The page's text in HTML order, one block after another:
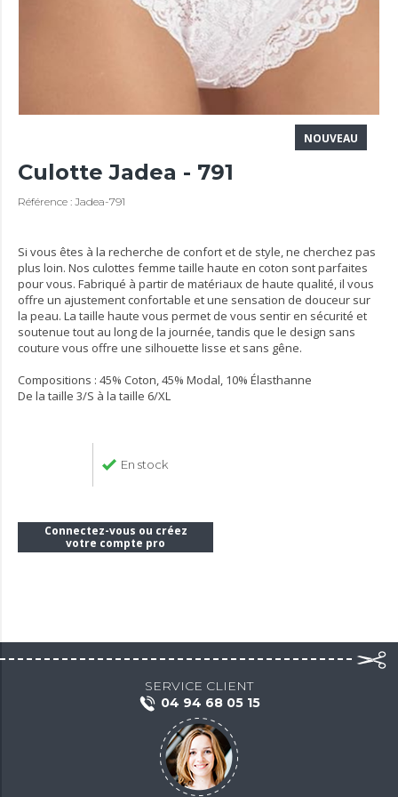
NOUVEAU
Culotte Jadea - 791
Référence : Jadea-791
Si vous êtes à la recherche de confort et de style, ne cherchez pas
plus loin. Nos culottes femme taille haute en coton sont parfaites
pour vous. Fabriqué à partir de matériaux de haute qualité, il vous
offre un ajustement confortable et une sensation de douceur sur
la peau. La taille haute vous permet de vous sentir en sécurité et
soutenue tout au long de la journée, tandis que le design sans
couture vous offre une silhouette lisse et sans gêne.
Compositions : 45% Coton, 45% Modal, 10% Élasthanne
De la taille 3/S à la taille 6/XL
En stock
Connectez-vous ou créez
votre compte pro
SERVICE CLIENT
04 94 68 05 15